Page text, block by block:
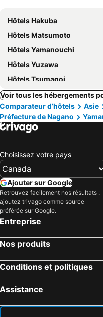
Hôtels Hakuba
Hôtels Matsumoto
Hôtels Yamanouchi
Hôtels Yuzawa
Hôtels Tsumagoi
Voir tous les hébergements
Comparateur d’hôtels
Asie
Préfecture de Nagano
Choisissez votre pays
Ajouter sur Google
Retrouvez facilement nos résultats :
ajoutez trivago comme source
préférée sur Google.
Entreprise
Nos produits
Conditions et politiques
Assistance